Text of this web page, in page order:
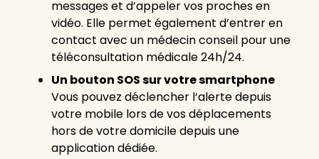
messages et d’appeler vos proches en
vidéo. Elle permet également d’entrer en
contact avec un médecin conseil pour une
téléconsultation médicale 24h/24.
Un bouton SOS sur votre smartphone
Vous pouvez déclencher l‘alerte depuis
votre mobile lors de vos déplacements
hors de votre domicile depuis une
application dédiée.